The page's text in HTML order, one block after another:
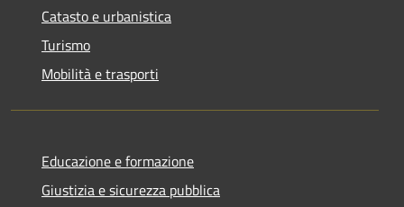
Catasto e urbanistica
Turismo
Mobilità e trasporti
Educazione e formazione
Giustizia e sicurezza pubblica